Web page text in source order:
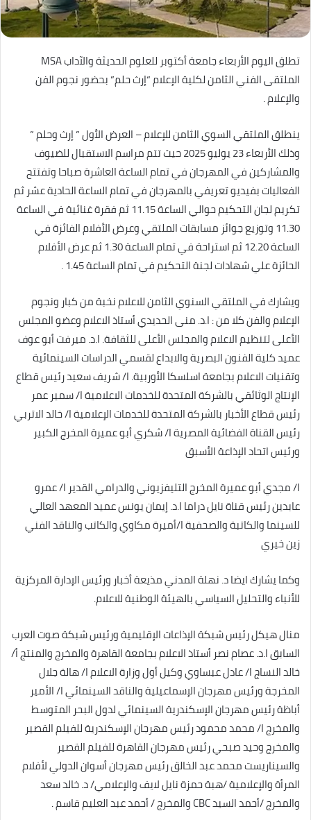
تطلق اليوم الأربعاء جامعة أكتوبر للعلوم الحديثة والآداب MSA
الملتقى الفني الثامن لكلية الإعلام “إرث حلم” بحضور نجوم الفن
والإعلام .
ينطلق الملتقي السوي الثامن للإعلام – العرض الأول ” إرث وحلم ”
وذلك الأربعاء 23 يوليو 2025 حيث تتم مراسم الاستقبال للضيوف
والمشاركين في المهرجان في تمام الساعة العاشرة صباحا وتفتتح
الفعاليات بفيديو تعريفي بالمهرجان في تمام الساعة الحادية عشر ثم
تكريم لجان التحكيم حوالي الساعة 11.15 ثم فقرة غنائية في الساعة
11.30 وتوزيع جوائز مسابقات الملتقي وعرض الأفلام الفائزة في
الساعة 12.20 ثم استراحة في تمام الساعة 1.30 ثم عرض الأفلام
الحائزة علي شهادات لجنة التحكيم في تمام الساعة 1.45 .
ويشارك في الملتقي السنوي الثامن للاعلام نخبة من كبار ونجوم
الإعلام والفن كلا من : ا.د. منى الحديدي أستاذ الاعلام وعضو المجلس
الأعلى لتنظيم الاعلام والمجلس الأعلى للثقافة. ا.د. ميرفت أبو عوف
عميد كلية الفنون البصرية والابداع لقسمي الدراسات السينمائية
وتقنيات الاعلام بجامعة اسلسكا الأوربية. ا/ شريف سعيد رئيس قطاع
الإنتاج الوثائقي بالشركة المتحدة للخدمات الاعلامية ا/ سمير عمر
رئيس قطاع الأخبار بالشركة المتحدة للخدمات الإعلامية ا/ خالد الاتربي
رئيس القناة الفضائية المصرية ا/ شكري أبو عميرة المخرج الكبير
ورئيس اتحاد الإذاعة الأسبق
ا/ مجدي أبو عميرة المخرج التليفزيوني والدرامي القدير ا/ عمرو
عابدين رئيس قناة نايل دراما ا.د. إيمان يونس عميد المعهد العالي
للسينما والكاتبة والصحفية ا/أميرة مكاوي والكاتب والناقد الفني
زين خيري
وكما يشارك ايضا د. نهلة المدني مذيعة أخبار ورئيس الإدارة المركزية
للأنباء والتحليل السياسي بالهيئة الوطنية للاعلام.
منال هيكل رئيس شبكة الإذاعات الإقليمية ورئيس شبكة صوت العرب
السابق ا.د. عصام نصر أستاذ الاعلام بجامعة القاهرة والمخرج والمنتج أ/
خالد النساج ا/ عادل عبساوي وكيل أول وزارة الاعلام ا/ هالة جلال
المخرجة ورئيس مهرجان الإسماعيلية والناقد السينمائي ا/ الأمير
أباظة رئيس مهرجان الإسكندرية السينمائي لدول البحر المتوسط
والمخرج ا/ محمد محمود رئيس مهرجان الإسكندرية للفيلم القصير
والمخرج وحيد صبحي رئيس مهرجان القاهرة للفيلم القصير
والسيناريست محمد عبد الخالق رئيس مهرجان أسوان الدولي لأفلام
المرأة والإعلامية /هبة حمزة نايل لايف والإعلامي/ د. خالد سعد
والمخرج /أحمد السيد CBC والمخرج / أحمد عبد العليم قاسم .